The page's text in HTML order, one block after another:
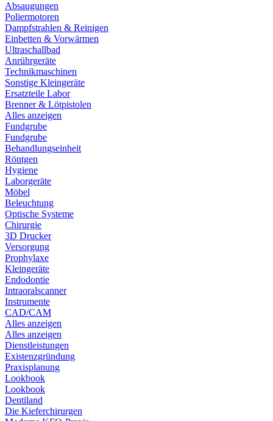
Absaugungen
Poliermotoren
Dampfstrahlen & Reinigen
Einbetten & Vorwärmen
Ultraschallbad
Anrührgeräte
Technikmaschinen
Sonstige Kleingeräte
Ersatzteile Labor
Brenner & Lötpistolen
Alles anzeigen
Fundgrube
Fundgrube
Behandlungseinheit
Röntgen
Hygiene
Laborgeräte
Möbel
Beleuchtung
Optische Systeme
Chirurgie
3D Drucker
Versorgung
Prophylaxe
Kleingeräte
Endodontie
Intraoralscanner
Instrumente
CAD/CAM
Alles anzeigen
Alles anzeigen
Dienstleistungen
Existenzgründung
Praxisplanung
Lookbook
Lookbook
Dentiland
Die Kieferchirurgen